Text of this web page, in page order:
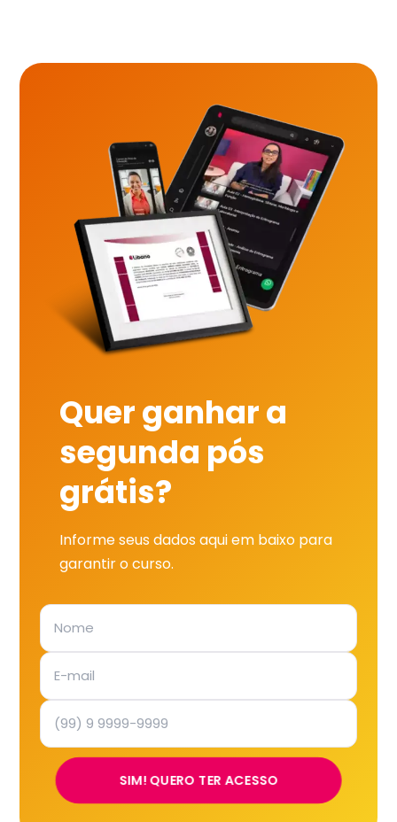
Quer ganhar a
segunda pós
grátis?
Informe seus dados aqui em baixo para
garantir o curso.
SIM! QUERO TER ACESSO